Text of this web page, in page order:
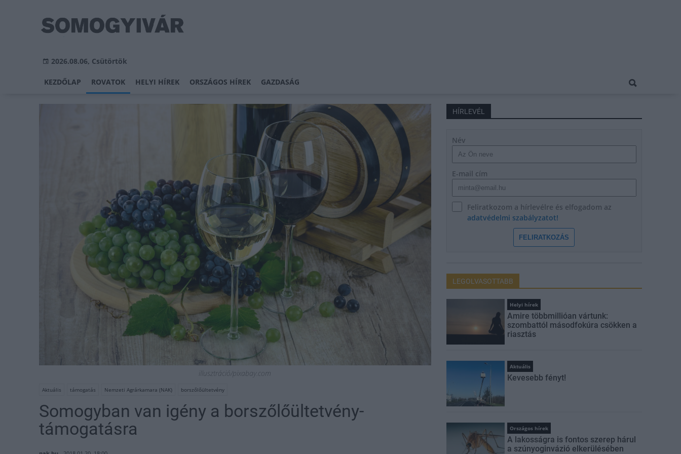
2026.08.06, Csütörtök
KEZDŐLAP ROVATOK HELYI HÍREK ORSZÁGOS HÍREK GAZDASÁG
illusztráció/pixabay.com
Aktuális támogatás Nemzeti Agrárkamara (NAK) borszőlőültetvény
Somogyban van igény a borszőlőültetvény-
támogatásra
HÍRLEVÉL
Név
E-mail cím
Feliratkozom a hírlevélre és elfogadom az
adatvédelmi szabályzatot!
FELIRATKOZÁS
LEGOLVASOTTABB
Helyi hírek
Amire többmillióan vártunk:
szombattól másodfokúra csökken a
riasztás
Aktuális
Kevesebb fényt!
Országos hírek
A lakosságra is fontos szerep hárul
a szúnyoginvázió elkerülésében